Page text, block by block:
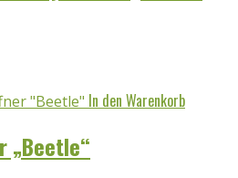
In den Warenkorb
„Beetle“